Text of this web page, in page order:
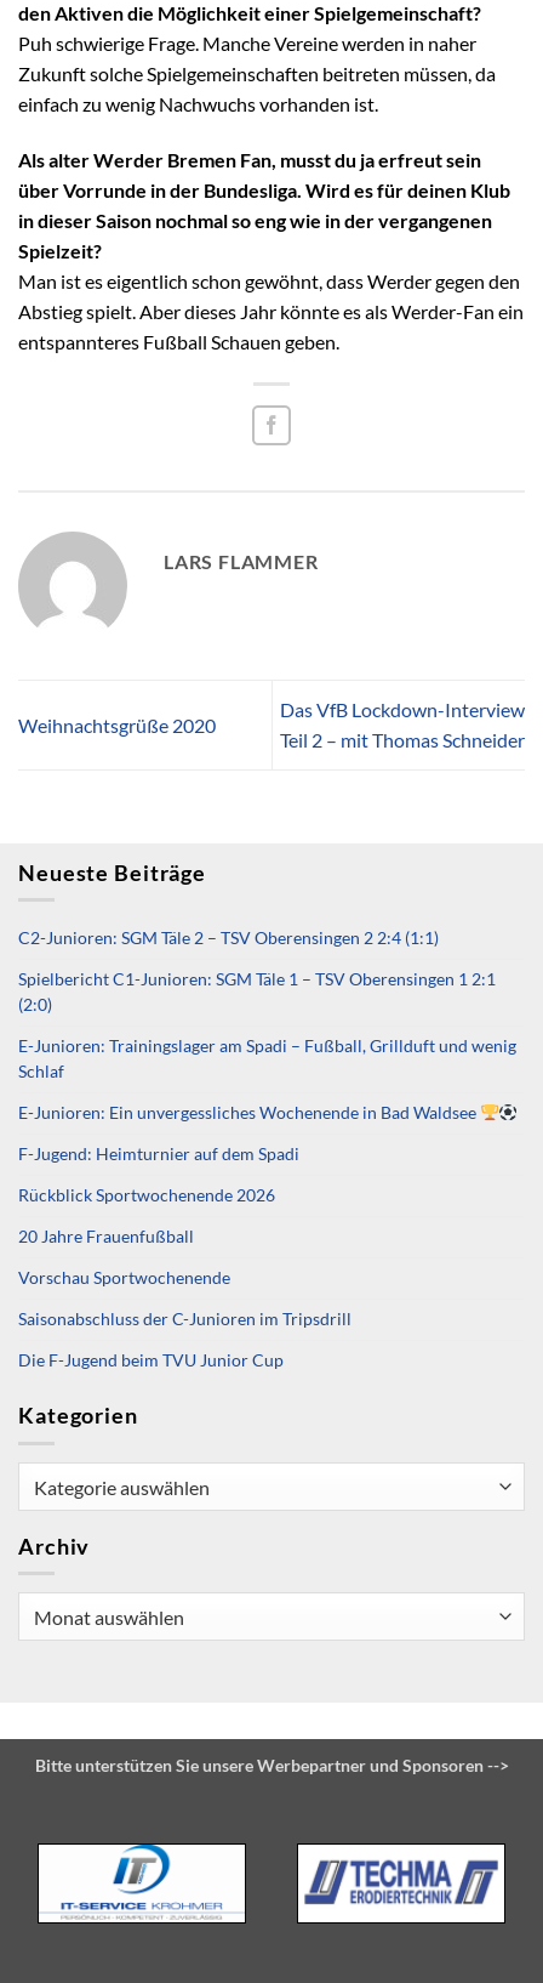
den Aktiven die Möglichkeit einer Spielgemeinschaft?
Puh schwierige Frage. Manche Vereine werden in naher
Zukunft solche Spielgemeinschaften beitreten müssen, da
einfach zu wenig Nachwuchs vorhanden ist.
Als alter Werder Bremen Fan, musst du ja erfreut sein
über Vorrunde in der Bundesliga. Wird es für deinen Klub
in dieser Saison nochmal so eng wie in der vergangenen
Spielzeit?
Man ist es eigentlich schon gewöhnt, dass Werder gegen den
Abstieg spielt. Aber dieses Jahr könnte es als Werder-Fan ein
entspannteres Fußball Schauen geben.
LARS FLAMMER
Weihnachtsgrüße 2020
Das VfB Lockdown-Interview
Teil 2 – mit Thomas Schneider
Neueste Beiträge
C2-Junioren: SGM Täle 2 – TSV Oberensingen 2 2:4 (1:1)
Spielbericht C1-Junioren: SGM Täle 1 – TSV Oberensingen 1 2:1
(2:0)
E-Junioren: Trainingslager am Spadi – Fußball, Grillduft und wenig
Schlaf
E-Junioren: Ein unvergessliches Wochenende in Bad Waldsee
F-Jugend: Heimturnier auf dem Spadi
Rückblick Sportwochenende 2026
20 Jahre Frauenfußball
Vorschau Sportwochenende
Saisonabschluss der C-Junioren im Tripsdrill
Die F-Jugend beim TVU Junior Cup
Kategorien
Archiv
Bitte unterstützen Sie unsere Werbepartner und Sponsoren -->